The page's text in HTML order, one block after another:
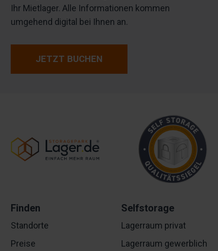
Ihr Mietlager. Alle Informationen kommen
umgehend digital bei Ihnen an.
JETZT BUCHEN
Finden
Standorte
Preise
Selfstorage
Lagerraum privat
Lagerraum gewerblich